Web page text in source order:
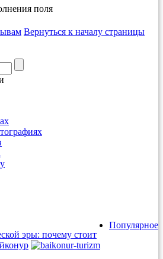
поля
Вернуться к началу страницы
Популярное
эры: почему стоит